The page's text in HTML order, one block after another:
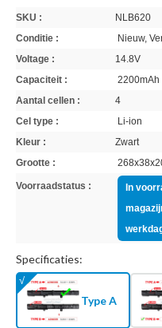
SKU :
NLB620
Conditie :
Nieuw,
Voltage :
14.8V
Capaciteit :
2200mAh
Aantal cellen :
4
Cel type :
Li-ion
Kleur :
Zwart
Grootte :
Voorraadstatus :
In
Specificaties:
Type A